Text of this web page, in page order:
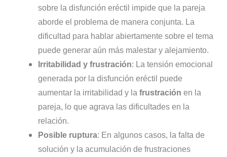
sobre la disfunción eréctil impide que la pareja
aborde el problema de manera conjunta. La
dificultad para hablar abiertamente sobre el tema
puede generar aún más malestar y alejamiento.
Irritabilidad y frustración: La tensión emocional
generada por la disfunción eréctil puede
aumentar la irritabilidad y la frustración en la
pareja, lo que agrava las dificultades en la
relación.
Posible ruptura: En algunos casos, la falta de
solución y la acumulación de frustraciones